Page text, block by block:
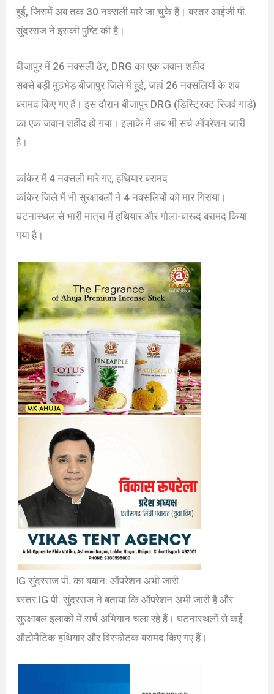
हुई, जिसमें अब तक 30 नक्सली मारे जा चुके हैं। बस्तर आईजी पी.
सुंदरराज ने इसकी पुष्टि की है।
बीजापुर में 26 नक्सली ढेर, DRG का एक जवान शहीद
सबसे बड़ी मुठभेड़ बीजापुर जिले में हुई, जहां 26 नक्सलियों के शव
बरामद किए गए हैं। इस दौरान बीजापुर DRG (डिस्ट्रिक्ट रिजर्व गार्ड)
का एक जवान शहीद हो गया। इलाके में अब भी सर्च ऑपरेशन जारी
है।
कांकेर में 4 नक्सली मारे गए, हथियार बरामद
कांकेर जिले में भी सुरक्षाबलों ने 4 नक्सलियों को मार गिराया।
घटनास्थल से भारी मात्रा में हथियार और गोला-बारूद बरामद किया
गया है।
IG सुंदरराज पी. का बयान: ऑपरेशन अभी जारी
बस्तर IG पी. सुंदरराज ने बताया कि ऑपरेशन अभी जारी है और
सुरक्षाबल इलाकों में सर्च अभियान चला रहे हैं। घटनास्थलों से कई
ऑटोमैटिक हथियार और विस्फोटक बरामद किए गए हैं।